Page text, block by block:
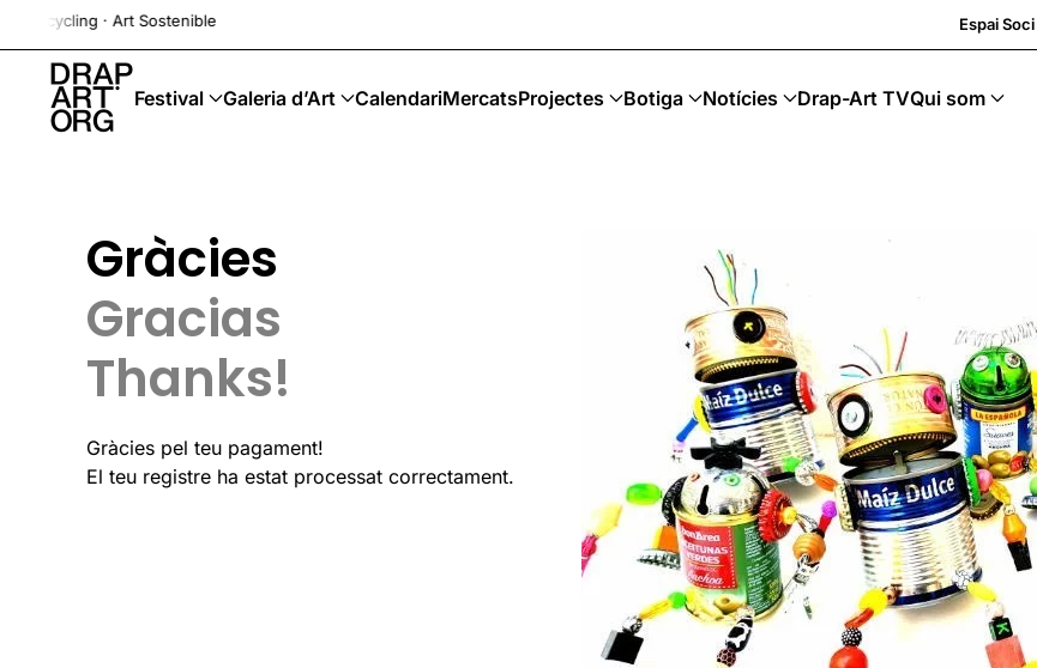
Skip to main content
· Art Sostenible Espai Soci
Festival Galeria d’Art CalendariMercatsProjectes Botiga Notícies Drap-Art TVQui som
Gràcies
Gracias
Thanks!
Gràcies pel teu pagament!
El teu registre ha estat processat correctament.